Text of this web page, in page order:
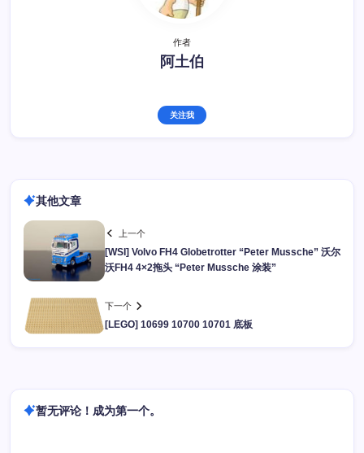
作者
阿土伯
关注我
其他文章
上一个
[WSI] Volvo FH4 Globetrotter “Peter Mussche” 沃尔
沃FH4 4×2拖头 “Peter Mussche 涂装”
下一个
[LEGO] 10699 10700 10701 底板
暂无评论！成为第一个。